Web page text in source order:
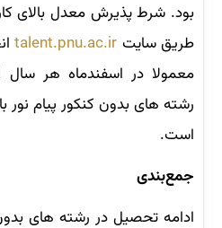
بود. شرط پذیرش معدل بالای
طریق سایت talent.pnu.ac.ir
معمولا در اسفندماه هر
رشته ‌های بدون کنکور پیام نور
است.
جمع‌بندی
ادامه تحصیل در رشته های